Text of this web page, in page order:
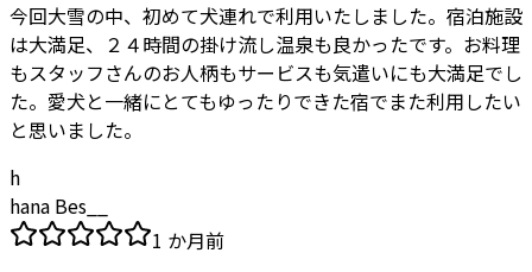
今回大雪の中、初めて犬連れで利用いたしました。宿泊施設
は大満足、２４時間の掛け流し温泉も良かったです。お料理
もスタッフさんのお人柄もサービスも気遣いにも大満足でし
た。愛犬と一緒にとてもゆったりできた宿でまた利用したい
と思いました。
h
hana Bes__
1 か月前